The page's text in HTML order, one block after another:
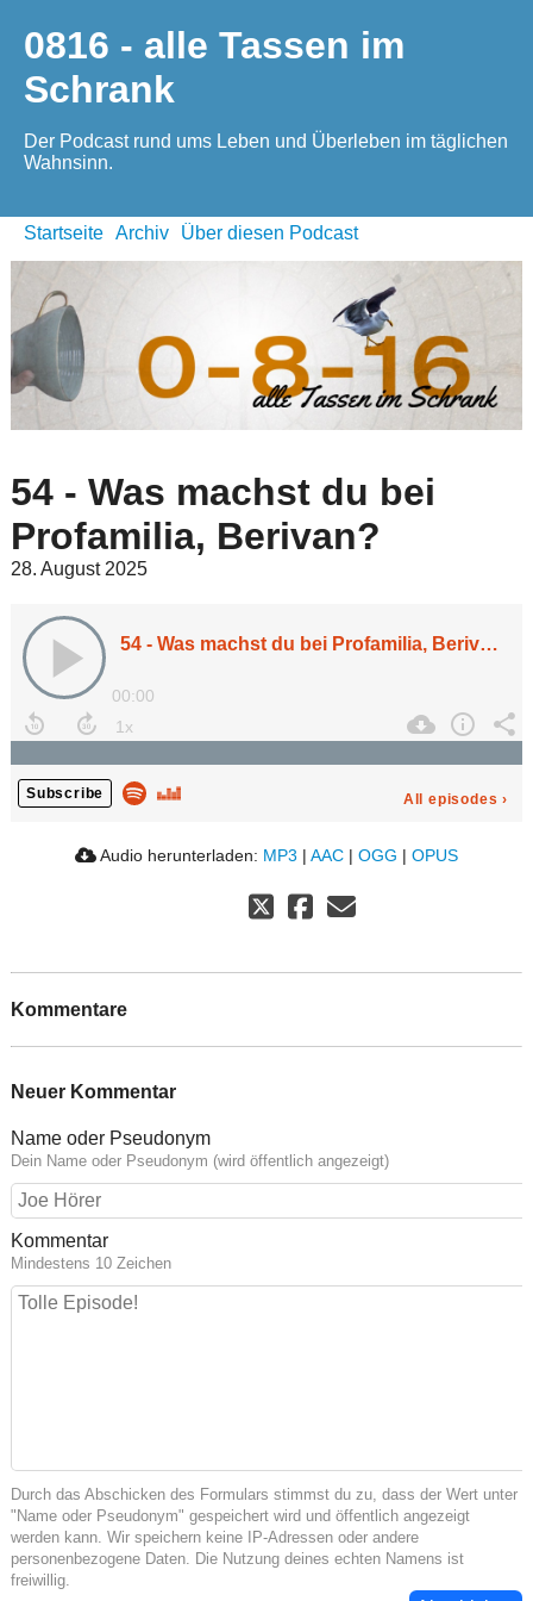
0816 - alle Tassen im
Schrank
Der Podcast rund ums Leben und Überleben im täglichen
Wahnsinn.
Startseite Archiv Über diesen Podcast
54 - Was machst du bei
Profamilia, Berivan?
28. August 2025
54 - Was machst du bei Profamilia, Berivan?
00:00
Subscribe All episodes ›
Audio herunterladen: MP3 | AAC | OGG | OPUS
Kommentare
Neuer Kommentar
Name oder Pseudonym
Dein Name oder Pseudonym (wird öffentlich angezeigt)
Kommentar
Mindestens 10 Zeichen
Durch das Abschicken des Formulars stimmst du zu, dass der Wert unter
"Name oder Pseudonym" gespeichert wird und öffentlich angezeigt
werden kann. Wir speichern keine IP-Adressen oder andere
personenbezogene Daten. Die Nutzung deines echten Namens ist
freiwillig.